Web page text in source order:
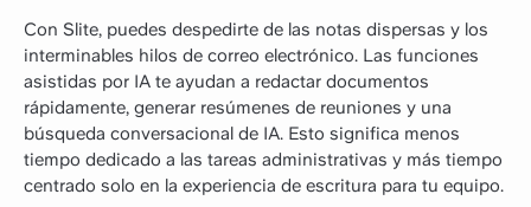
Con Slite, puedes despedirte de las notas dispersas y los
interminables hilos de correo electrónico. Las funciones
asistidas por IA te ayudan a redactar documentos
rápidamente, generar resúmenes de reuniones y una
búsqueda conversacional de IA. Esto significa menos
tiempo dedicado a las tareas administrativas y más tiempo
centrado solo en la experiencia de escritura para tu equipo.